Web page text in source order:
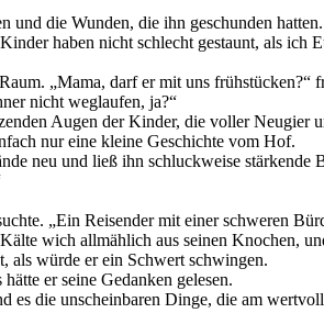
und die Wunden, die ihn geschunden
haben nicht schlecht gestaunt, als ich
„Mama, darf er mit uns frühstücken?“
nicht weglaufen, ja?“
Augen der Kinder, die voller Neugier
nur eine kleine Geschichte vom Hof.
neu und ließ ihn schluckweise stärkende
„Ein Reisender mit einer schweren
wich allmählich aus seinen Knochen,
als würde er ein Schwert schwingen.
er seine Gedanken gelesen.
es die unscheinbaren Dinge, die am